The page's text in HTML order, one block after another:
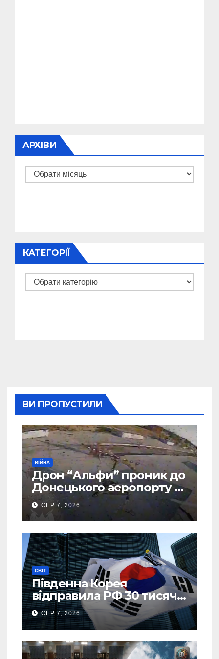
АРХІВИ
Архіви
КАТЕГОРІЇ
Категорії
ВИ ПРОПУСТИЛИ
ВІЙНА
Дрон “Альфи” проник до
Донецького аеропорту та
спалив “Шахед” ще до
запуску
СЕР 7, 2026
СВІТ
Південна Корея
відправила РФ 30 тисяч
тонн авіапалива
СЕР 7, 2026